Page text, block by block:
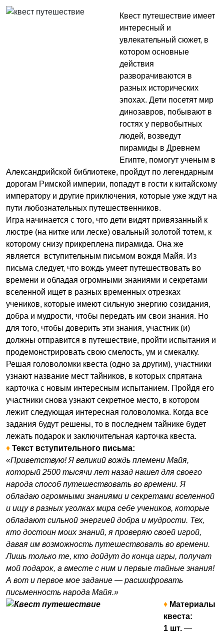
Квест путешествие имеет
интересный и
увлекательный сюжет, в
котором основные
действия
разворачиваются в
разных исторических
эпохах. Дети посетят мир
динозавров, побывают в
гостях у первобытных
людей, возведут
пирамиды в Древнем
Египте, помогут ученым в
Александрийской библиотеке, пройдут по легендарным
дорогам Римской империи, попадут в гости к китайскому
императору и другие приключения, которые уже ждут на
пути любознательных путешественников.
Игра начинается с того, что дети видят привязанный к
люстре (на нитке или леске) овальный золотой тотем, к
которому снизу прикреплена пирамида. Она же
является вступительным письмом вождя Майя. Из
письма следует, что вождь умеет путешествовать во
времени и обладая огромными знаниями и секретами
вселенной ищет в разных временных отрезках
учеников, которые имеют сильную энергию созидания,
добра и мудрости, чтобы передать им свои знания. Но
для того, чтобы доверить эти знания, участник (и)
должны отправится в путешествие, пройти испытания и
продемонстрировать свою смелость, ум и смекалку.
Решая головоломки квеста (одно за другим), участники
узнают название мест тайников, в которых спрятана
карточка с новым интересным испытанием. Пройдя его
участники снова узнают секретное место, в котором
лежит следующая интересная головоломка. Когда все
задания будут решены, то в последнем тайнике будет
лежать подарок и заключительная карточка квеста.
♦ Текст вступительного письма:
«Приветствую! Я великий вождь племени Майя,
который 2500 тысячи лет назад нашел для своего
народа способ путешествовать во времени. Я
обладаю огромными знаниями и секретами вселенной
и ищу в разных уголках мира себе учеников, которые
обладают сильной энергией добра и мудрости. Тех,
кто достоин моих знаний, я проверяю своей игрой,
давая им возможность путешествовать во времени.
Лишь только те, кто дойдут до конца игры, получат
мой подарок, а вместе с ним и первые тайные знания!
А вот и первое мое задание — расшифровать
письменность народа Майя.»
♦ Материалы
квеста:
1 шт. —